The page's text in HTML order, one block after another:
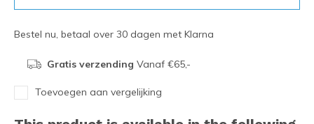
Bestel nu, betaal over 30 dagen met Klarna
Gratis verzending Vanaf €65,-
Toevoegen aan vergelijking